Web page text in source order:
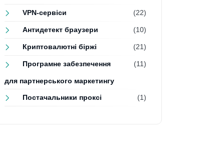
VPN-сервіси (22)
Антидетект браузери (10)
Криптовалютні біржі (21)
Програмне забезпечення
для партнерського маркетингу
(11)
Постачальники проксі (1)